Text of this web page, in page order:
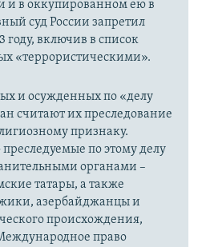
и в оккупированном ею в
суд России запретил
году, включив в список
«террористическими».
и осужденных по «делу
считают их преследование
признаку.
по этому делу
органами –
татары, а также
азербайджанцы и
происхождения,
право